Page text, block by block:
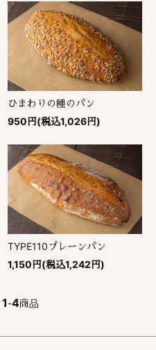
ひまわりの種のパン
950円(税込1,026円)
TYPE110プレーンパン
1,150円(税込1,242円)
1-4商品